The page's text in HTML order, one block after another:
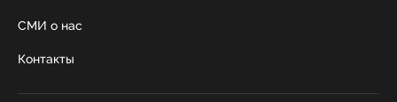
СМИ о нас
Контакты